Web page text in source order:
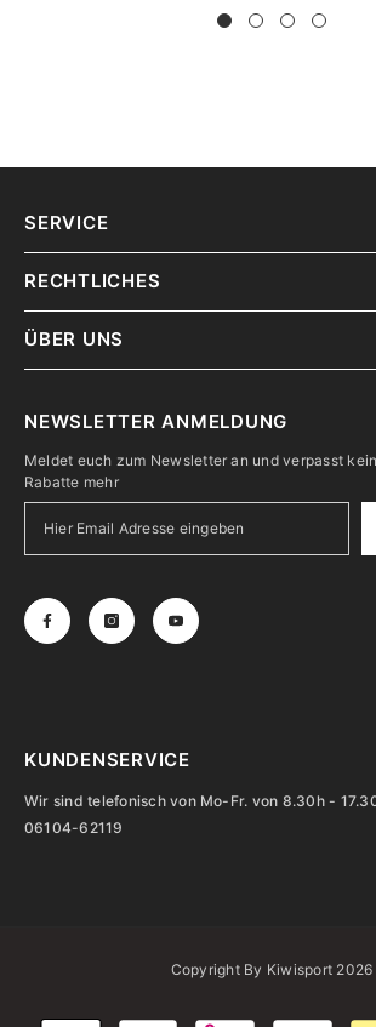
SERVICE
RECHTLICHES
ÜBER UNS
NEWSLETTER ANMELDUNG
Meldet euch zum Newsletter an und verpasst
Rabatte mehr
KUNDENSERVICE
Wir sind telefonisch von Mo-Fr. von 8.30h -
06104-62119
Copyright By Kiwisport 2026